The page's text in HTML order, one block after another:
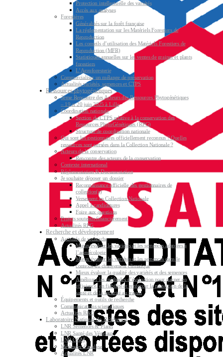
Protection intellectuelle des variétés
Accès aux analyses
Forestières
Généralités sur la forêt française
La réglementation sur les Matériels Forestiers de
Reproduction
Les conseils d’utilisation des Matériels Forestiers de
Reproduction (MFR)
Statistiques annuelles sur les ventes de graines et plants
forestiers
L’Agroforesterie
Commercialiser un mélange de préservation
Actualités variétés, semences et CTPS
Ressources phytogénétiques
3ème Rencontre des Acteurs des Ressources Phytogénétiques
– 19 et 20 juin 2025 à Lille
Coordination nationale
Section du CTPS relative à la conservation des
Ressources PhytoGénétiques (RPG)
Structure de coordination nationale
Qui sont les gestionnaires officiellement reconnus ? Quelles
ressources sont versées dans la Collection Nationale ?
Acteurs de la conservation
Rencontre des acteurs de la conservation
Contexte international
Réglementation & Documentation
Je souhaite déposer un dossier
Reconnaissance officielle des gestionnaires de
collection(s)
Versement en Collection Nationale
Appel à candidatures
Foire aux questions
Projets soutenus financièrement
Actualités RPG
Recherche et développement
Activités de recherche
Mieux évaluer les variétés et les semences adaptées à
l’agroécologie
Mieux évaluer les variétés et les semences dans le
contexte du changement climatique
Mieux évaluer la qualité des variétés et des semences
Améliorer les méthodes d’évaluation pour gagner en
efficience, en fiabilité et renforcer la protection de la
santé et de la sécurité au travail
Équipements et outils de recherche
Communications scientifiques
Actualités R&D
Laboratoire National de Référence
LNR Semences & Plants
LNR Santé des Végétaux
LNR OGM
Méthodes d’analyse
Actualités LNR